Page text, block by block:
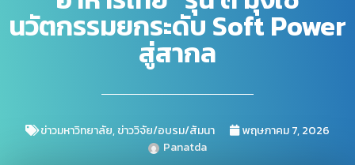
นวัตกรรมยกระดับ Soft Power
สู่สากล
ข่าวมหาวิทยาลัย,ข่าววิจัย/อบรม/สัมนา
พฤษภาคม 7, 2026
Panatda